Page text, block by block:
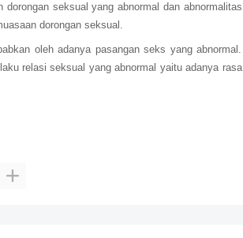
seksual yang abnormal dan abnormalitas
dorongan seksual.
oleh adanya pasangan seks yang abnormal.
relasi seksual yang abnormal yaitu adanya rasa